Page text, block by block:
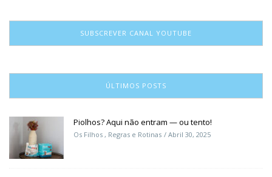
SUBSCREVER CANAL YOUTUBE
ÚLTIMOS POSTS
Piolhos? Aqui não entram — ou tento!
Os Filhos , Regras e Rotinas Abril 30, 2025